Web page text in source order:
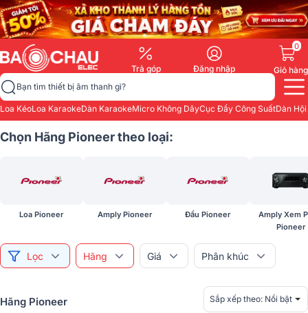
Trả góp Đăng nhập
0
Giỏ hàng
Bạn tìm thiết bị âm thanh gì?
Loa KéoLoa KaraokeDàn KaraokeMicro Không DâyCục Đẩy Công SuấtDàn
Chọn Hãng Pioneer theo loại:
Loa Pioneer Amply Pioneer Đầu Pioneer
Amply Xem
Pioneer
Lọc Hãng Giá Phân khúc
Hãng Pioneer Sắp xếp theo: Nổi bật